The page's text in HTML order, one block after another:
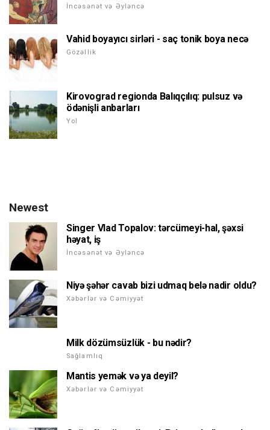
İncəsənət və Əyləncə
Vahid boyayıcı sirləri - saç tonik boya necə
Gözəllik
Kirovograd regionda Balıqçılıq: pulsuz və
ödənişli anbarları
Yol
Newest
Singer Vlad Topalov: tərcümeyi-hal, şəxsi
həyat, iş
İncəsənət və Əyləncə
Niyə şəhər cavab bizi udmaq belə nadir oldu?
Xəbərlər və Cəmiyyət
Milk dözümsüzlük - bu nədir?
Sağlamlıq
Mantis yemək və ya deyil?
Xəbərlər və Cəmiyyət